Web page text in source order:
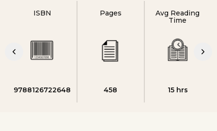
ISBN
9788126722648
Pages
458
Avg Reading
Time
15 hrs